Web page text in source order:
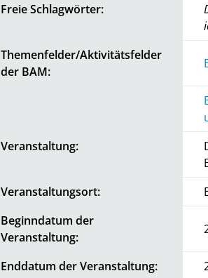
Freie Schlagwörter:
Themenfelder/Aktivitätsfelder
der BAM:
Veranstaltung:
Veranstaltungsort:
Beginndatum der
Veranstaltung:
Enddatum der Veranstaltung: